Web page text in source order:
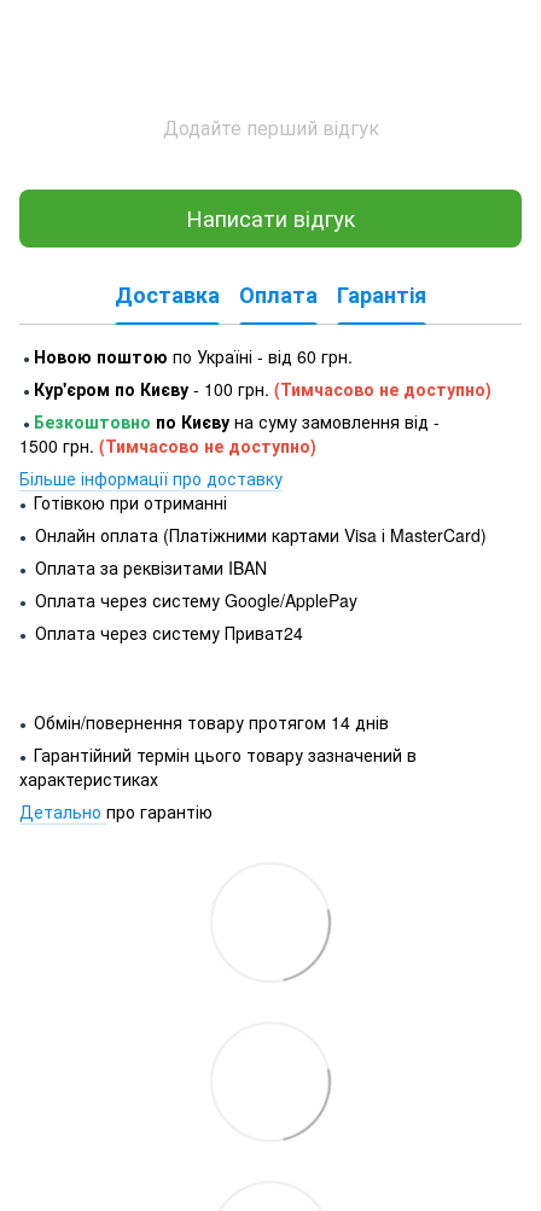
Додайте перший відгук
Написати відгук
Доставка Оплата Гарантія
● Новою поштою по Україні - від 60 грн.
● Кур'єром по Києву - 100 грн. (Тимчасово не доступно)
● Безкоштовно по Києву на суму замовлення від -
1500 грн. (Тимчасово не доступно)
Більше інформації про доставку
● Готівкою при отриманні
● Онлайн оплата (Платіжними картами Visa і MasterCard)
● Оплата за реквізитами IBAN
● Оплата через систему Google/ApplePay
● Оплата через систему Приват24
● Обмін/повернення товару протягом 14 днів
● Гарантійний термін цього товару зазначений в
характеристиках
Детально про гарантію